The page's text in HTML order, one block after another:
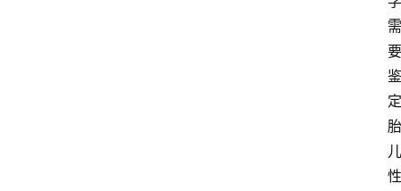
需
要
鉴
定
胎
儿
性